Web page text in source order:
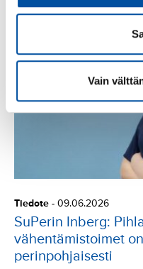
Vain
Tiedote - 09.06.2026
SuPerin Inberg:
vähentämistoimet
perinpohjaisesti